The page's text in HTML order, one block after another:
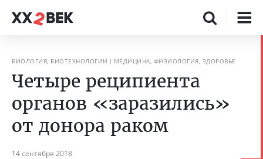
БИОЛОГИЯ, БИОТЕХНОЛОГИИ МЕДИЦИНА, ФИЗИОЛОГИЯ, ЗДОРОВЬЕ
Четыре реципиента
органов «заразились»
от донора раком
14 сентября 2018